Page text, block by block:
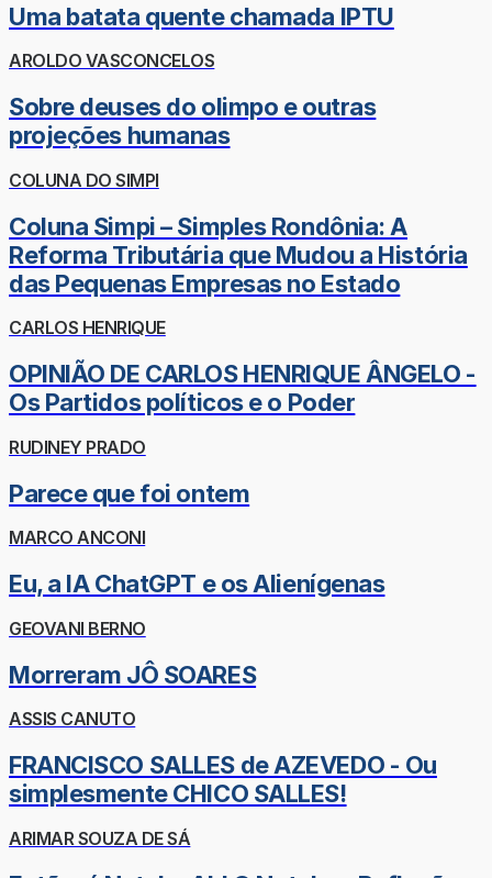
Uma batata quente chamada IPTU
AROLDO VASCONCELOS
Sobre deuses do olimpo e outras
projeções humanas
COLUNA DO SIMPI
Coluna Simpi – Simples Rondônia: A
Reforma Tributária que Mudou a História
das Pequenas Empresas no Estado
CARLOS HENRIQUE
OPINIÃO DE CARLOS HENRIQUE ÂNGELO -
Os Partidos políticos e o Poder
RUDINEY PRADO
Parece que foi ontem
MARCO ANCONI
Eu, a IA ChatGPT e os Alienígenas
GEOVANI BERNO
Morreram JÔ SOARES
ASSIS CANUTO
FRANCISCO SALLES de AZEVEDO - Ou
simplesmente CHICO SALLES!
ARIMAR SOUZA DE SÁ